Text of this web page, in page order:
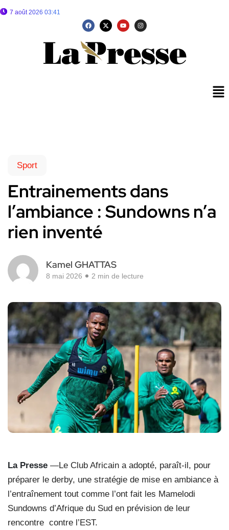
7 août 2026 03:41
Sport
Entrainements dans
l’ambiance : Sundowns n’a
rien inventé
Kamel GHATTAS
8 mai 2026 2 min de lecture
La Presse —Le Club Africain a adopté, paraît-il, pour
préparer le derby, une stratégie de mise en ambiance à
l’entraînement tout comme l’ont fait les Mamelodi
Sundowns d’Afrique du Sud en prévision de leur
rencontre contre l’EST.